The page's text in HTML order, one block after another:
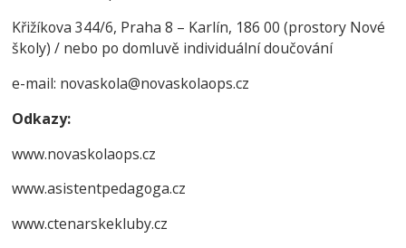
Křižíkova 344/6, Praha 8 – Karlín, 186 00 (prostory Nové
školy) / nebo po domluvě individuální doučování
e-mail: novaskola@novaskolaops.cz
Odkazy:
www.novaskolaops.cz
www.asistentpedagoga.cz
www.ctenarskekluby.cz